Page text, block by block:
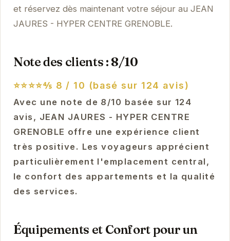
et réservez dès maintenant votre séjour au JEAN
JAURES - HYPER CENTRE GRENOBLE.
Note des clients : 8/10
⭐⭐⭐⭐⅘ 8 / 10 (basé sur 124 avis)
Avec une note de 8/10 basée sur 124
avis, JEAN JAURES - HYPER CENTRE
GRENOBLE offre une expérience client
très positive. Les voyageurs apprécient
particulièrement l'emplacement central,
le confort des appartements et la qualité
des services.
Équipements et Confort pour un